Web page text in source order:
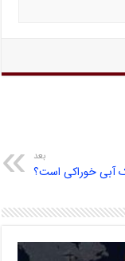
بعد
آبی خوراکی است؟